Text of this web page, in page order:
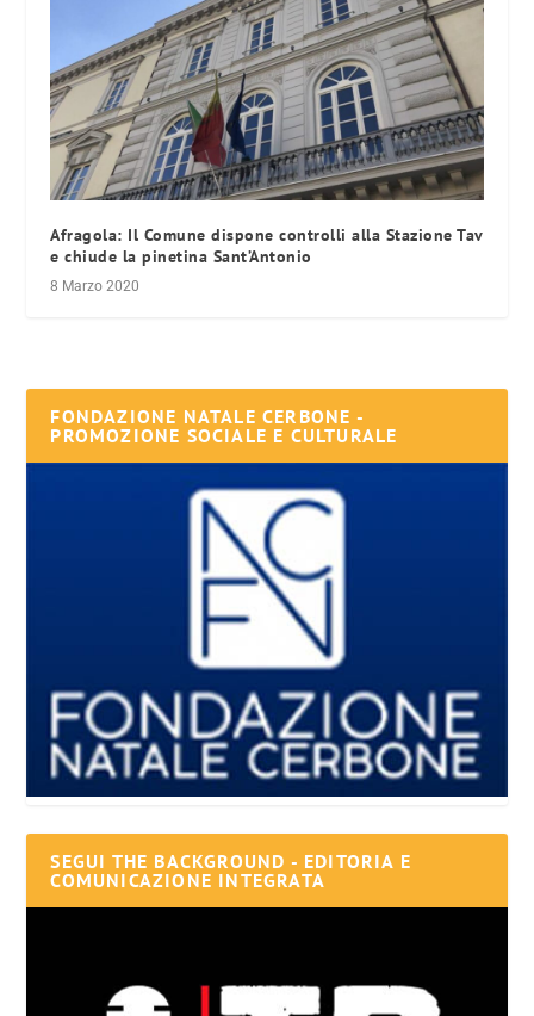
Afragola: Il Comune dispone controlli alla Stazione Tav
e chiude la pinetina Sant’Antonio
8 Marzo 2020
FONDAZIONE NATALE CERBONE -
PROMOZIONE SOCIALE E CULTURALE
SEGUI THE BACKGROUND - EDITORIA E
COMUNICAZIONE INTEGRATA